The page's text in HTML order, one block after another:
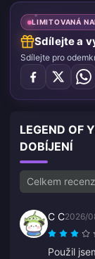
LIMITOVANÁ
Sdílejte a
Sdílejte pro
LEGEND OF
DOBÍJENÍ
Celkem
C C2026/
Použil